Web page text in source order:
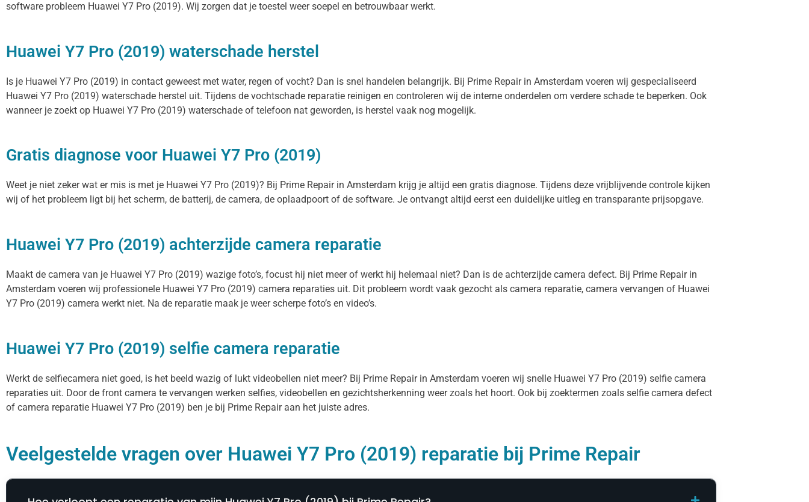
software probleem Huawei Y7 Pro (2019). Wij zorgen dat je toestel weer soepel en betrouwbaar werkt.
Huawei Y7 Pro (2019) waterschade herstel
Is je Huawei Y7 Pro (2019) in contact geweest met water, regen of vocht? Dan is snel handelen belangrijk. Bij Prime Repair in Amsterdam voeren wij gespecialiseerd
Huawei Y7 Pro (2019) waterschade herstel uit. Tijdens de vochtschade reparatie reinigen en controleren wij de interne onderdelen om verdere schade te beperken. Ook
wanneer je zoekt op Huawei Y7 Pro (2019) waterschade of telefoon nat geworden, is herstel vaak nog mogelijk.
Gratis diagnose voor Huawei Y7 Pro (2019)
Weet je niet zeker wat er mis is met je Huawei Y7 Pro (2019)? Bij Prime Repair in Amsterdam krijg je altijd een gratis diagnose. Tijdens deze vrijblijvende controle kijken
wij of het probleem ligt bij het scherm, de batterij, de camera, de oplaadpoort of de software. Je ontvangt altijd eerst een duidelijke uitleg en transparante prijsopgave.
Huawei Y7 Pro (2019) achterzijde camera reparatie
Maakt de camera van je Huawei Y7 Pro (2019) wazige foto’s, focust hij niet meer of werkt hij helemaal niet? Dan is de achterzijde camera defect. Bij Prime Repair in
Amsterdam voeren wij professionele Huawei Y7 Pro (2019) camera reparaties uit. Dit probleem wordt vaak gezocht als camera reparatie, camera vervangen of Huawei
Y7 Pro (2019) camera werkt niet. Na de reparatie maak je weer scherpe foto’s en video’s.
Huawei Y7 Pro (2019) selfie camera reparatie
Werkt de selfiecamera niet goed, is het beeld wazig of lukt videobellen niet meer? Bij Prime Repair in Amsterdam voeren wij snelle Huawei Y7 Pro (2019) selfie camera
reparaties uit. Door de front camera te vervangen werken selfies, videobellen en gezichtsherkenning weer zoals het hoort. Ook bij zoektermen zoals selfie camera defect
of camera reparatie Huawei Y7 Pro (2019) ben je bij Prime Repair aan het juiste adres.
Veelgestelde vragen over Huawei Y7 Pro (2019) reparatie bij Prime Repair